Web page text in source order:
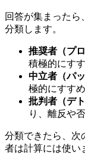
回答が集まったら
分類します。
推奨者（プ
積極的にす
中立者（パ
極的にすす
批判者（デ
り、離反や
分類できたら、次
者は計算には使い